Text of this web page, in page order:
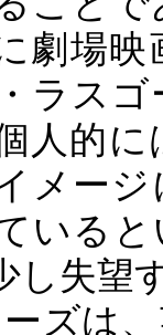
劇場
ラス
人的
メー
いる
し失望
ズは